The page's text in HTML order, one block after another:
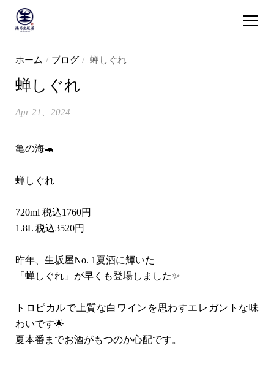
ショッピ
ホーム / ブログ / 蝉しぐれ
蝉しぐれ
Apr 21、2024
亀の海🐢
蝉しぐれ
720ml 税込1760円
1.8L 税込3520円
昨年、生坂屋No. 1夏酒に輝いた
「蝉しぐれ」が早くも登場しました✨
トロピカルで上質な白ワインを思わすエレガントな味
わいです🌟
夏本番までお酒がもつのか心配です。